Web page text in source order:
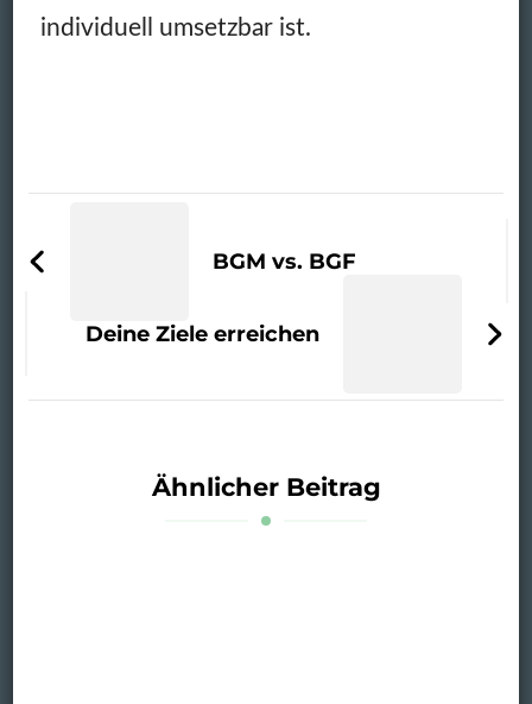
individuell umsetzbar ist.
BGM vs. BGF
Deine Ziele erreichen
Ähnlicher Beitrag